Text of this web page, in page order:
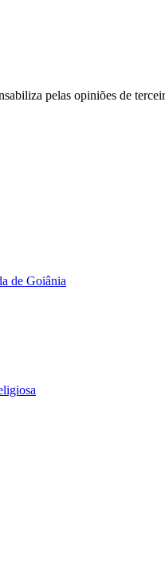
pelas opiniões de